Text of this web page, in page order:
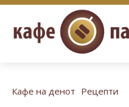
Кафе на денот Рецепти